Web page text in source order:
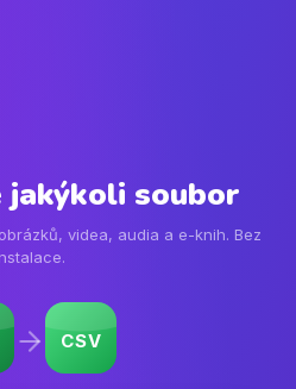
soubor
videa, audia a e-knih. Bez
MP3